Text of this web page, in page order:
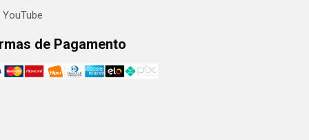
YouTube
de Pagamento